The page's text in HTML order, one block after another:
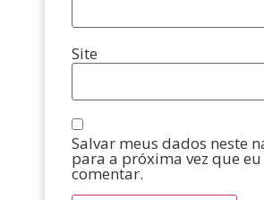
Site
Salvar meus dados neste
para a próxima vez que eu
comentar.